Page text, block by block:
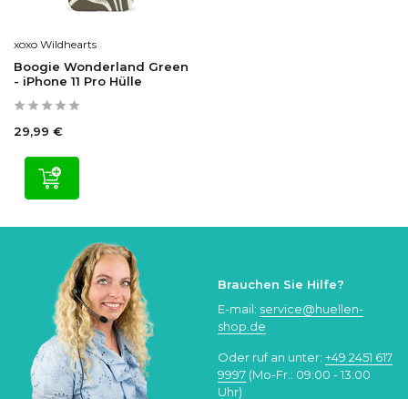
xoxo Wildhearts
Boogie Wonderland Green
- iPhone 11 Pro Hülle
29,99 €
Brauchen Sie Hilfe?
E-mail: service@huellen-
shop.de
Oder ruf an unter: +49 2451 617
9997 (Mo-Fr.: 09:00 - 13:00
Uhr)